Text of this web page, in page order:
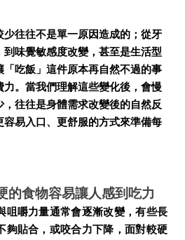
少往往不是單一原因造成的；從牙
到味覺敏感度改變，甚至是生活型
吃飯」這件原本再自然不過的事
。當我們理解這些變化後，會慢
往往是身體需求改變後的自然反
易入口、更舒服的方式來準備每
的食物容易讓人感到吃力
咀嚼力量通常會逐漸改變，有些長
夠貼合，或咬合力下降，面對較硬